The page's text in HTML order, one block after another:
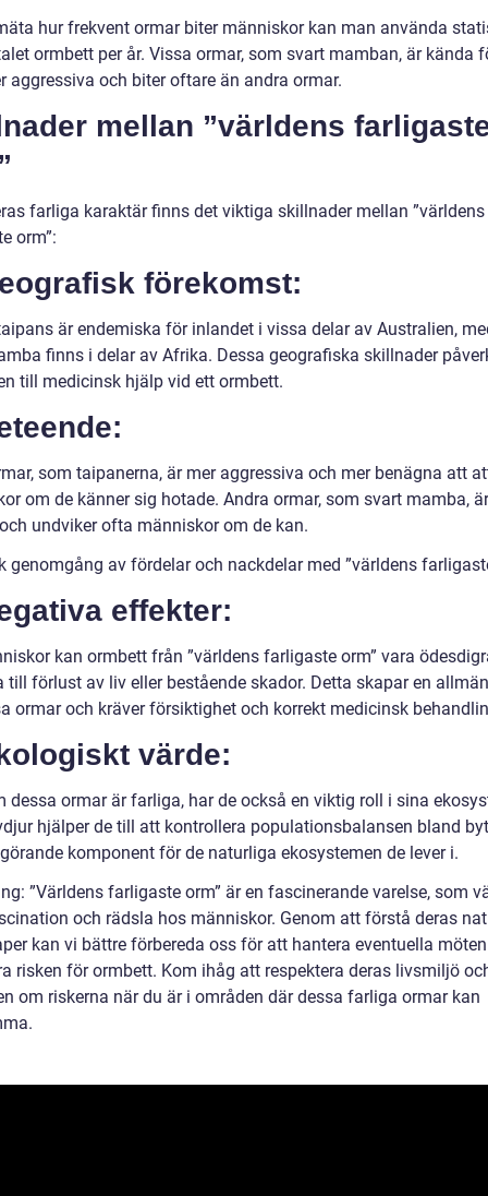
hur frekvent ormar biter människor kan man använda
ormbett per år. Vissa ormar, som svart mamban, är kända
aggressiva och biter oftare än andra ormar.
mellan ”världens
farliga karaktär finns det viktiga skillnader mellan ”världens
orm”:
förekomst:
är endemiska för inlandet i vissa delar av Australien,
finns i delar av Afrika. Dessa geografiska skillnader
till medicinsk hjälp vid ett ormbett.
som taipanerna, är mer aggressiva och mer benägna att
om de känner sig hotade. Andra ormar, som svart mamba,
undviker ofta människor om de kan.
genomgång av fördelar och nackdelar med ”världens
effekter:
kan ormbett från ”världens farligaste orm” vara
till förlust av liv eller bestående skador. Detta skapar en
ormar och kräver försiktighet och korrekt medicinsk
värde:
dessa ormar är farliga, har de också en viktig roll i sina
hjälper de till att kontrollera populationsbalansen bland
komponent för de naturliga ekosystemen de lever i.
”Världens farligaste orm” är en fascinerande varelse, som
och rädsla hos människor. Genom att förstå deras
kan vi bättre förbereda oss för att hantera eventuella
risken för ormbett. Kom ihåg att respektera deras livsmiljö
om riskerna när du är i områden där dessa farliga ormar kan